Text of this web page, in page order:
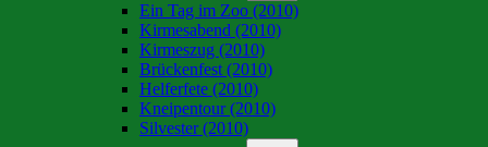
Ein Tag im Zoo (2010)
Kirmesabend (2010)
Kirmeszug (2010)
Brückenfest (2010)
Helferfete (2010)
Kneipentour (2010)
Silvester (2010)